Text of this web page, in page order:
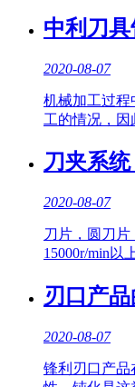
中利刀
2020-08-07
机械加工过程
工的情况，因
刀夹系
2020-08-07
刀片，圆刀
15000r/min以
刃口产
2020-08-07
锋利刃口产品